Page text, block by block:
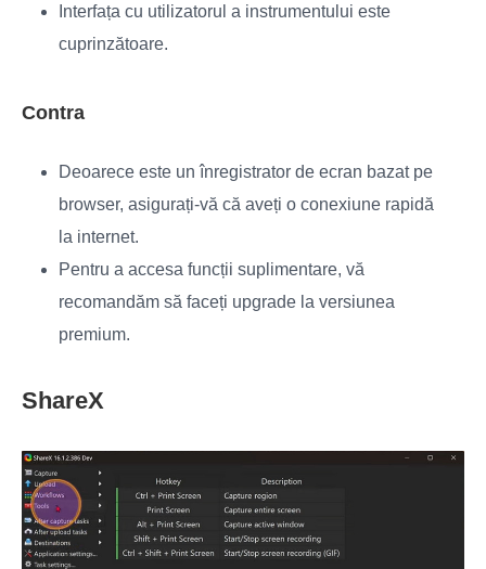
Interfața cu utilizatorul a instrumentului este
cuprinzătoare.
Contra
Deoarece este un înregistrator de ecran bazat pe
browser, asigurați-vă că aveți o conexiune rapidă
la internet.
Pentru a accesa funcții suplimentare, vă
recomandăm să faceți upgrade la versiunea
premium.
ShareX